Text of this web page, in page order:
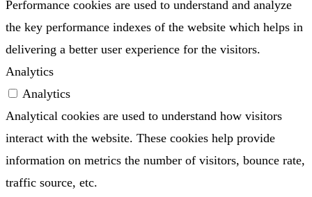
Performance cookies are used to understand and analyze
the key performance indexes of the website which helps in
delivering a better user experience for the visitors.
Analytics
Analytics
Analytical cookies are used to understand how visitors
interact with the website. These cookies help provide
information on metrics the number of visitors, bounce rate,
traffic source, etc.